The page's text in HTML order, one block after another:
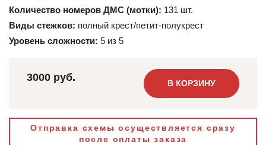
Количество номеров ДМС (мотки): 131 шт.
Виды стежков: полный крест/петит-полукрест
Уровень сложности: 5 из 5
3000 руб. В КОРЗИНУ
Отправка схемы осуществляется сразу
после оплаты заказа